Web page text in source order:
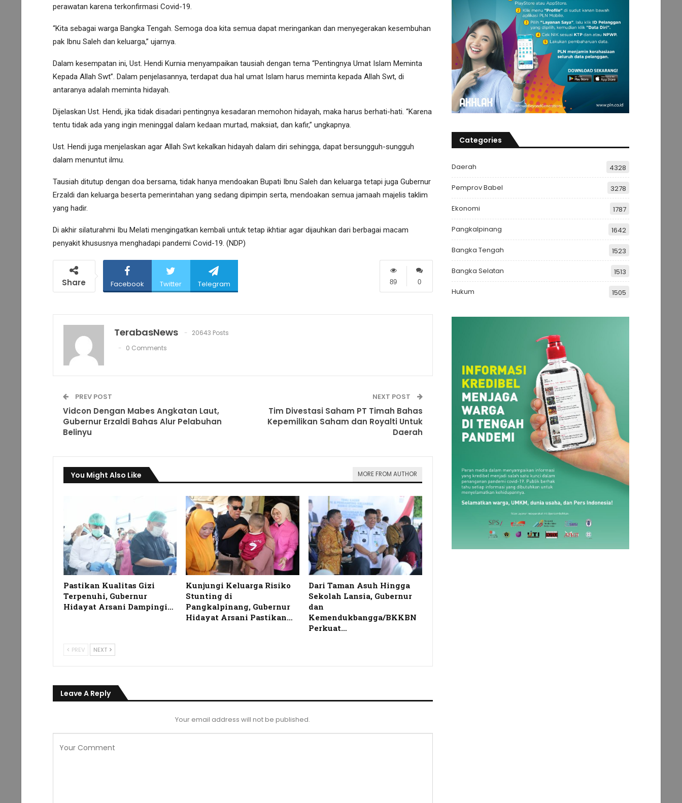
perawatan karena terkonfirmasi Covid-19.
“Kita sebagai warga Bangka Tengah. Semoga doa kita semua dapat meringankan dan menyegerakan kesembuhan
pak Ibnu Saleh dan keluarga,” ujarnya.
Dalam kesempatan ini, Ust. Hendi Kurnia menyampaikan tausiah dengan tema “Pentingnya Umat Islam Meminta
Kepada Allah Swt”. Dalam penjelasannya, terdapat dua hal umat Islam harus meminta kepada Allah Swt, di
antaranya adalah meminta hidayah.
Dijelaskan Ust. Hendi, jika tidak disadari pentingnya kesadaran memohon hidayah, maka harus berhati-hati. “Karena
tentu tidak ada yang ingin meninggal dalam kedaan murtad, maksiat, dan kafir,” ungkapnya.
Ust. Hendi juga menjelaskan agar Allah Swt kekalkan hidayah dalam diri sehingga, dapat bersungguh-sungguh
dalam menuntut ilmu.
Tausiah ditutup dengan doa bersama, tidak hanya mendoakan Bupati Ibnu Saleh dan keluarga tetapi juga Gubernur
Erzaldi dan keluarga beserta pemerintahan yang sedang dipimpin serta, mendoakan semua jamaah majelis taklim
yang hadir.
Di akhir silaturahmi Ibu Melati mengingatkan kembali untuk tetap ikhtiar agar dijauhkan dari berbagai macam
penyakit khususnya menghadapi pandemi Covid-19. (NDP)
0
89
Share Facebook Twitter Telegram
TerabasNews
20643 Posts
0 Comments
PREV POST
Vidcon Dengan Mabes Angkatan Laut,
Gubernur Erzaldi Bahas Alur Pelabuhan
Belinyu
NEXT POST
Tim Divestasi Saham PT Timah Bahas
Kepemilikan Saham dan Royalti Untuk
Daerah
You Might Also Like MORE FROM AUTHOR
Pastikan Kualitas Gizi
Terpenuhi, Gubernur
Hidayat Arsani Dampingi…
Kunjungi Keluarga Risiko
Stunting di
Pangkalpinang, Gubernur
Hidayat Arsani Pastikan…
Dari Taman Asuh Hingga
Sekolah Lansia, Gubernur
dan
Kemendukbangga/BKKBN
Perkuat…
PREV NEXT
Leave A Reply
Your email address will not be published.
Categories
Daerah 4328
Pemprov Babel 3278
Ekonomi 1787
Pangkalpinang 1642
Bangka Tengah 1523
Bangka Selatan 1513
Hukum 1505